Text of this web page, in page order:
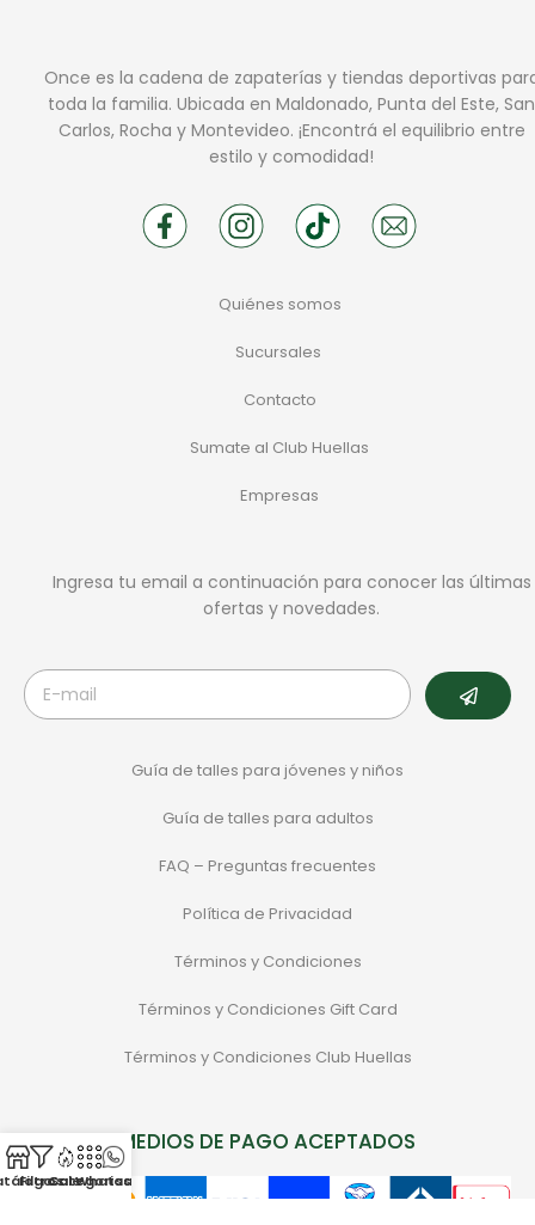
Once es la cadena de zapaterías y tiendas deportivas
toda la familia. Ubicada en Maldonado, Punta del Este, San
Carlos, Rocha y Montevideo. ¡Encontrá el equilibrio entre
estilo y comodidad!
Quiénes somos
Sucursales
Contacto
Sumate al Club Huellas
Empresas
Ingresa tu email a continuación para conocer las últimas
ofertas y novedades.
Guía de talles para jóvenes y niños
Guía de talles para adultos
FAQ – Preguntas frecuentes
Política de Privacidad
Términos y Condiciones
Términos y Condiciones Gift Card
Términos y Condiciones Club Huellas
MEDIOS DE PAGO ACEPTADOS
FiltrosSale
Categorias
Whatsapp